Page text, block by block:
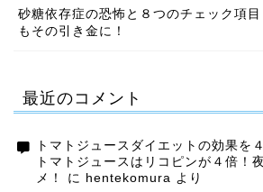
砂糖依存症の恐怖と８つのチェック項
もその引き金に！
最近のコメント
トマトジュースダイエットの効果を
トマトジュースはリコピンが４倍！
メ！
に hentekomura より